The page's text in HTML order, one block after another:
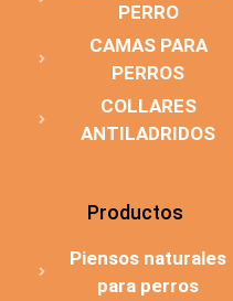
PERRO
CAMAS PARA
PERROS
COLLARES
ANTILADRIDOS
Productos
Piensos naturales
para perros